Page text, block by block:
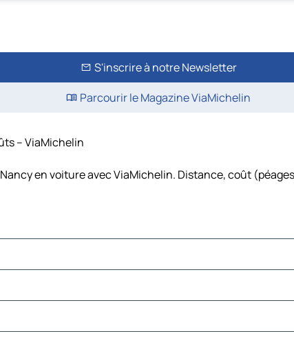
S'inscrire à notre Newsletter
Parcourir le Magazine ViaMichelin
– ViaMichelin
en voiture avec ViaMichelin. Distance, coût